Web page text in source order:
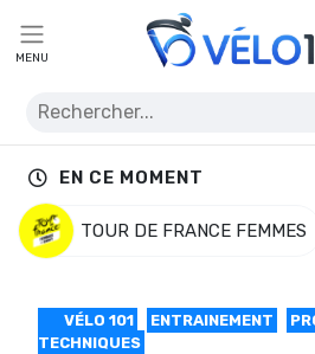
MENU
EN CE MOMENT
TOUR DE FRANCE FEMMES
VÉLO 101 ENTRAINEMENT
TECHNIQUES